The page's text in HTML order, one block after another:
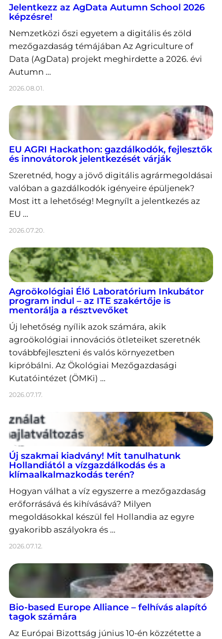
Jelentkezz az AgData Autumn School 2026
képzésre!
Nemzetközi őszi egyetem a digitális és zöld
mezőgazdaság témájában Az Agriculture of
Data (AgData) projekt meghirdette a 2026. évi
Autumn …
2026.08.01.
EU AGRI Hackathon: gazdálkodók, fejlesztők
és innovátorok jelentkezését várják
Szeretnéd, hogy a jövő digitális agrármegoldásai
valóban a gazdálkodók igényeire épüljenek?
Most itt a lehetőség! Megnyílt a jelentkezés az
EU …
2026.07.20.
Agroökológiai Élő Laboratórium Inkubátor
program indul – az ITE szakértője is
mentorálja a résztvevőket
Új lehetőség nyílik azok számára, akik
agroökológiai innovációs ötleteiket szeretnék
továbbfejleszteni és valós környezetben
kipróbálni. Az Ökológiai Mezőgazdasági
Kutatóintézet (ÖMKi) …
2026.07.17.
Új szakmai kiadvány! Mit tanulhatunk
Hollandiától a vízgazdálkodás és a
klímaalkalmazkodás terén?
Hogyan válhat a víz egyszerre a mezőgazdaság
erőforrásává és kihívásává? Milyen
megoldásokkal készül fel Hollandia az egyre
gyakoribb aszályokra és …
2026.07.12.
Bio-based Europe Alliance – felhívás alapító
tagok számára
Az Európai Bizottság június 10-én közzétette a